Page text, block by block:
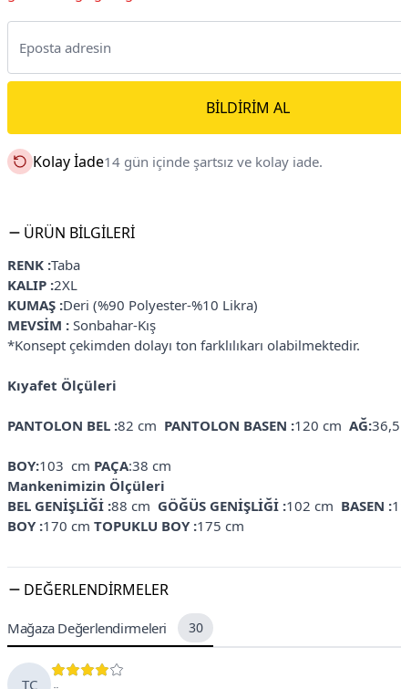
BILDIRIM AL
Kolay İade14 gün içinde şartsız ve kolay iade.
ÜRÜN BILGILERI
RENK :Taba
KALIP :2XL
KUMAŞ :Deri (%90 Polyester-%10 Likra)
MEVSİM : Sonbahar-Kış
*Konsept çekimden dolayı ton farklılıkarı olabilmektedir.
Kıyafet Ölçüleri
PANTOLON BEL :82 cm PANTOLON BASEN :120 cm AĞ:
BOY:103 cm PAÇA:38 cm
Mankenimizin Ölçüleri
BEL GENİŞLİĞİ :88 cm GÖĞÜS GENİŞLİĞİ :102 cm BASEN :
BOY :170 cm TOPUKLU BOY :175 cm
DEĞERLENDIRMELER
Mağaza Değerlendirmeleri 30
TC